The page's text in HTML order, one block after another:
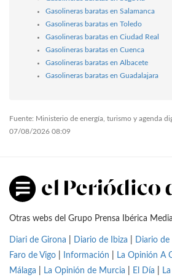
Gasolineras baratas en Salamanca
Gasolineras baratas en Toledo
Gasolineras baratas en Ciudad Real
Gasolineras baratas en Cuenca
Gasolineras baratas en Albacete
Gasolineras baratas en Guadalajara
Fuente: Ministerio de energía, turismo y agenda
07/08/2026 08:09
Otras webs del Grupo Prensa Ibérica Media
Diari de Girona Diario de Ibiza Diario de
Faro de Vigo
Información La Opinión A
Málaga
La Opinión de Murcia El Día